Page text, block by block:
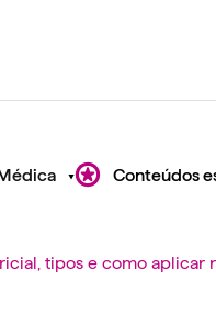
Conteúdos
tipos e como aplicar